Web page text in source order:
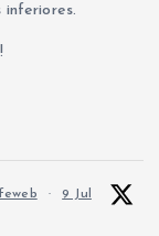
inferiores.
· 9 Jul